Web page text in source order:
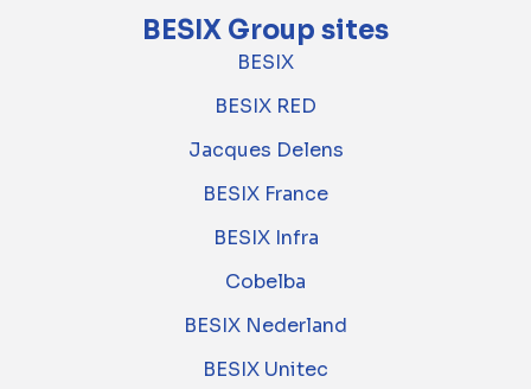
BESIX Group sites
BESIX
BESIX RED
Jacques Delens
BESIX France
BESIX Infra
Cobelba
BESIX Nederland
BESIX Unitec